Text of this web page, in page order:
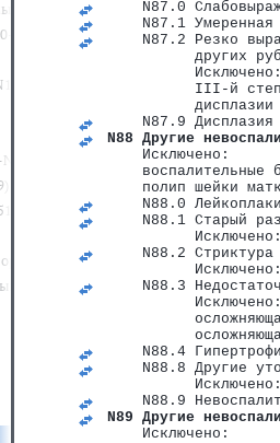
соединительной ткани (M00-M99)
N99)
N16)
(N70-N77)
органов (N80-N98)
N87.0
N87.1 Умеренная
N87.2 Резко
других
III-й
дисплазии
N87.9 Дисплазия
N88 Другие
    Исключено:
воспалительные
полип шейки
N88.0
N88.1 Старый
N88.2 Стриктура
N88.3
          Исключено:
N88.4
N88.8 Другие
N88.9
N89 Другие
    Исключено: